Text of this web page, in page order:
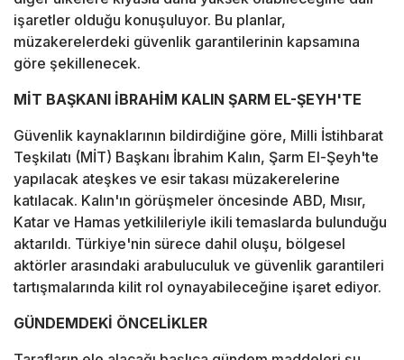
işaretler olduğu konuşuluyor. Bu planlar,
müzakerelerdeki güvenlik garantilerinin kapsamına
göre şekillenecek.
MİT BAŞKANI İBRAHİM KALIN ŞARM EL-ŞEYH'TE
Güvenlik kaynaklarının bildirdiğine göre, Milli İstihbarat
Teşkilatı (MİT) Başkanı İbrahim Kalın, Şarm El-Şeyh'te
yapılacak ateşkes ve esir takası müzakerelerine
katılacak. Kalın'ın görüşmeler öncesinde ABD, Mısır,
Katar ve Hamas yetkilileriyle ikili temaslarda bulunduğu
aktarıldı. Türkiye'nin sürece dahil oluşu, bölgesel
aktörler arasındaki arabuluculuk ve güvenlik garantileri
tartışmalarında kilit rol oynayabileceğine işaret ediyor.
GÜNDEMDEKİ ÖNCELİKLER